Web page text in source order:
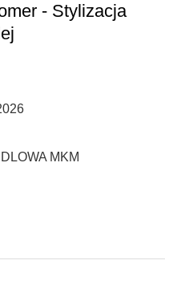
- Stylizacja
MKM